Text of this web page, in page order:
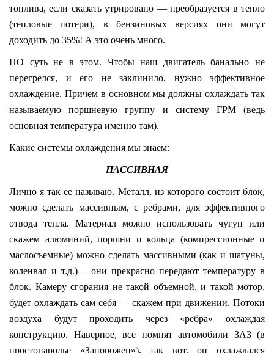
топлива, если сказать утрировано — преобразуется в тепло
(тепловые потери), в бензиновых версиях они могут
доходить до 35%! А это очень много.
НО суть не в этом. Чтобы наш двигатель банально не
перегрелся, и его не заклинило, нужно эффективное
охлаждение. Причем в основном мы должны охлаждать так
называемую поршневую группу и систему ГРМ (ведь
основная температура именно там).
Какие системы охлаждения мы знаем:
ПАССИВНАЯ
Лично я так ее называю. Металл, из которого состоит блок,
можно сделать массивным, с ребрами, для эффективного
отвода тепла. Материал можно использовать чугун или
скажем алюминий, поршни и кольца (компрессионные и
маслосъемные) можно сделать массивными (как и шатуны,
коленвал и т.д.) – они прекрасно передают температуру в
блок. Камеру сгорания не такой объемной, и такой мотор,
будет охлаждать сам себя — скажем при движении. Потоки
воздуха будут проходить через «ребра» охлаждая
конструкцию. Наверное, все помнят автомобили ЗАЗ (в
простонародье «Запорожец»), так вот, он охлаждался